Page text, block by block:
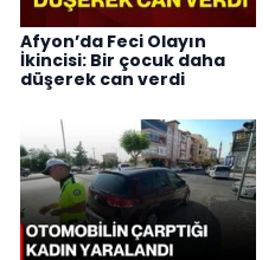
Afyon’da Feci Olayın
İkincisi: Bir çocuk daha
düşerek can verdi